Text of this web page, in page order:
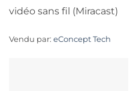
vidéo sans fil (Miracast)
Vendu par: eConcept Tech